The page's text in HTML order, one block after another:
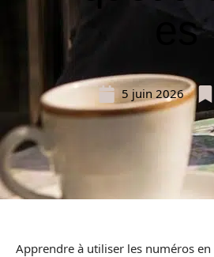
es
5 juin 2026
Apprendre à utiliser les numéros en